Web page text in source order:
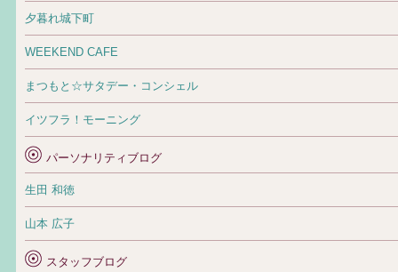
夕暮れ城下町
WEEKEND CAFE
まつもと☆サタデー・コンシェル
イツフラ！モーニング
パーソナリティブログ
生田 和徳
山本 広子
スタッフブログ